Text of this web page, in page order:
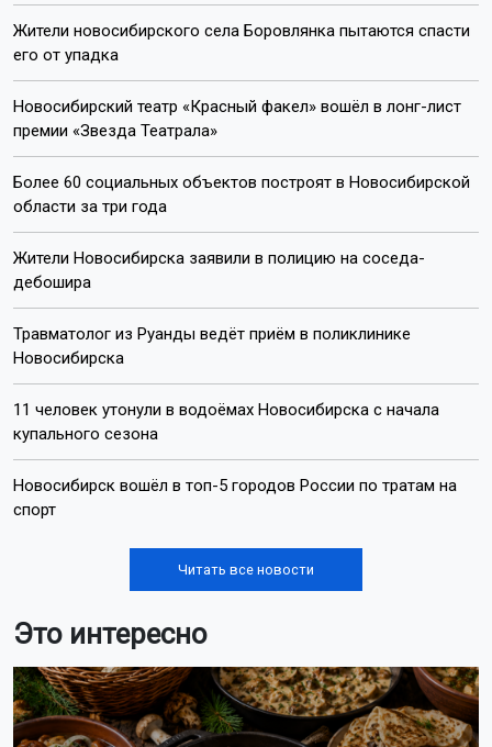
Жители новосибирского села Боровлянка пытаются спасти
его от упадка
Новосибирский театр «Красный факел» вошёл в лонг-лист
премии «Звезда Театрала»
Более 60 социальных объектов построят в Новосибирской
области за три года
Жители Новосибирска заявили в полицию на соседа-
дебошира
Травматолог из Руанды ведёт приём в поликлинике
Новосибирска
11 человек утонули в водоёмах Новосибирска с начала
купального сезона
Новосибирск вошёл в топ-5 городов России по тратам на
спорт
Читать все новости
Это интересно